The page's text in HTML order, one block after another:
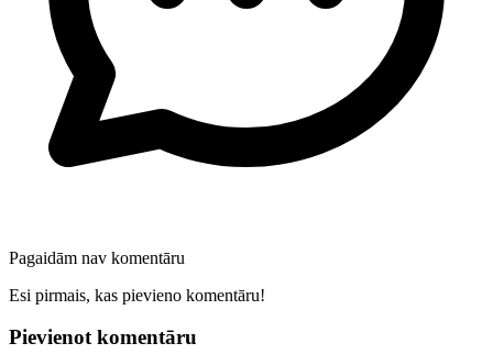
Pagaidām nav komentāru
Esi pirmais, kas pievieno komentāru!
Pievienot komentāru